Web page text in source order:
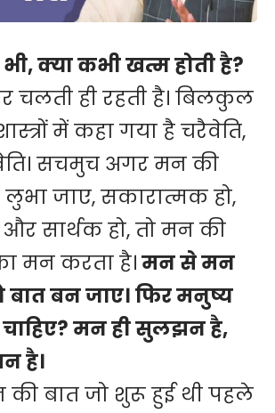
क्या कभी खत्म होती है?
चलती ही रहती है। बिलकुल
में कहा गया है चरैवेति,
सचमुच अगर मन की
जाए, सकारात्मक हो,
सार्थक हो, तो मन की
मन करता है।मन से मन
बात बन जाए। फिर मनुष्य
मन ही सुलझन है,
है।
की बात जो शुरू हुई थी पहले